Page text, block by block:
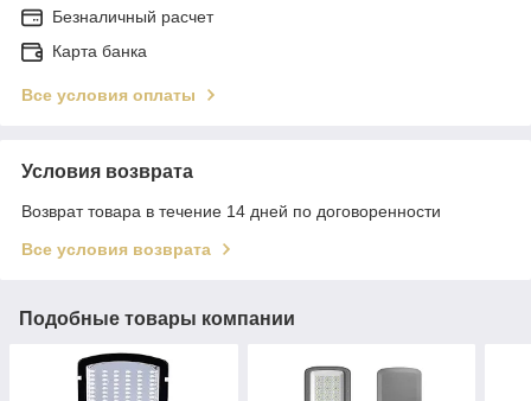
Безналичный расчет
Карта банка
Все условия оплаты
Условия возврата
Возврат товара в течение 14 дней по договоренности
Все условия возврата
Подобные товары компании